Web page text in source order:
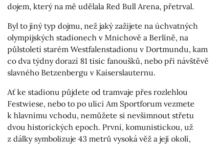
dojem, který na mě udělala Red Bull Arena, přetrval.
Byl to jiný typ dojmu, než jaký zažijete na úchvatných
olympijských stadionech v Mnichově a Berlíně, na
půlstoletí starém Westfalenstadionu v Dortmundu, kam
co dva týdny dorazí 81 tisíc fanoušků, nebo při návštěvě
slavného Betzenbergu v Kaiserslauternu.
Ať ke stadionu půjdete od tramvaje přes rozlehlou
Festwiese, nebo to po ulici Am Sportforum vezmete
k hlavnímu vchodu, nemůžete si nevšimnout střetu
dvou historických epoch. První, komunistickou, už
z dálky symbolizuje 43 metrů vysoká věž a její okolí,